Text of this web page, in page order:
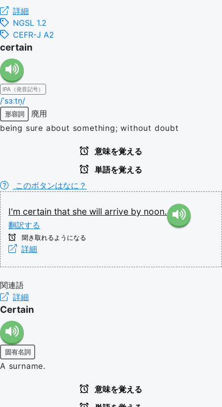
詳細
NGSL 1.2
CEFR-J A2
certain
IPA（発音記号）
/ˈsɜːtn̩/
形容詞
廃用
being sure about something; without doubt
意味を覚える
単語を覚える
このボタンはなに？
I'm certain that she will arrive by noon.
翻訳する
聞き取れるようになる
詳細
関連語
詳細
Certain
固有名詞
A surname.
意味を覚える